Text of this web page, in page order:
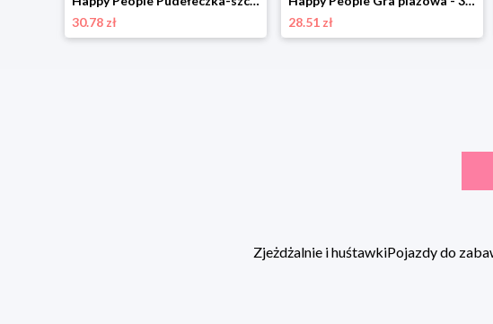
30.78 zł
28.51 zł
Zjeżdżalnie i huśtawkiPojazdy do